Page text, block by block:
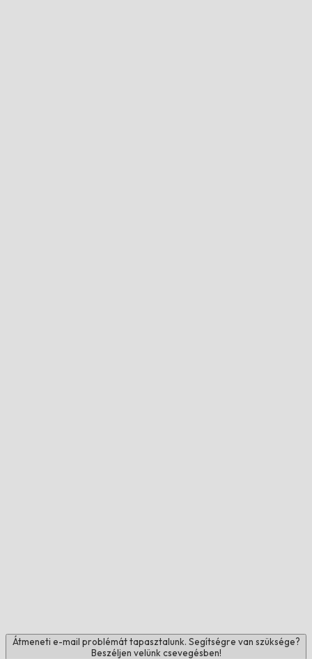
Átmeneti e-mail problémát tapasztalunk. Segítségre van szüksége?
Beszéljen velünk csevegésben!